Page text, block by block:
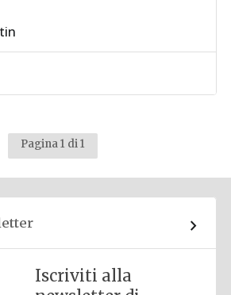
Pagina 1 di 1
Iscriviti alla